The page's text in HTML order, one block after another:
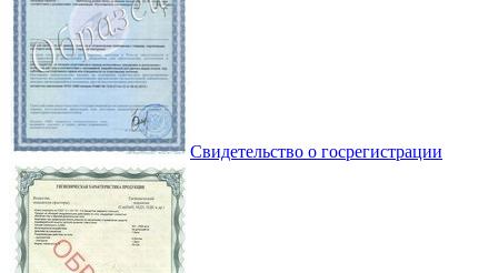
Свидетельство о госрегистрации